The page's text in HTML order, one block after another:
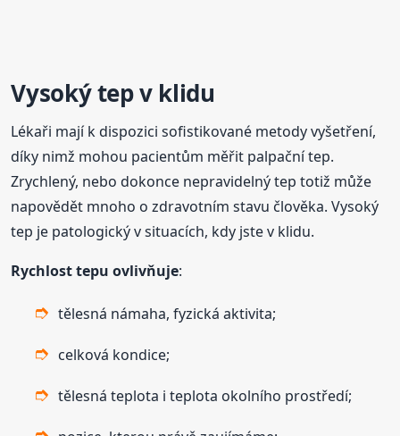
Vysoký tep v klidu
Lékaři mají k dispozici sofistikované metody vyšetření,
díky nimž mohou pacientům měřit palpační tep.
Zrychlený, nebo dokonce nepravidelný tep totiž může
napovědět mnoho o zdravotním stavu člověka. Vysoký
tep je patologický v situacích, kdy jste v klidu.
Rychlost tepu ovlivňuje:
tělesná námaha, fyzická aktivita;
celková kondice;
tělesná teplota i teplota okolního prostředí;